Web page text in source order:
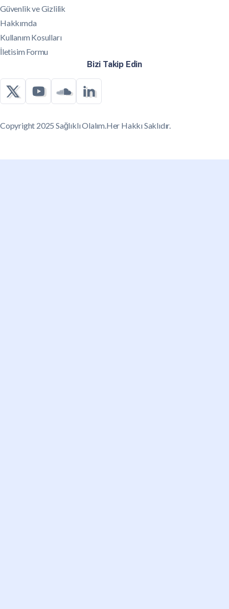
Güvenlik ve Gizlilik
Hakkımda
Kullanım Kosulları
İletisim Formu
Bizi Takip Edin
Copyright 2025 Sağlıklı Olalım.Her Hakkı Saklıdır.